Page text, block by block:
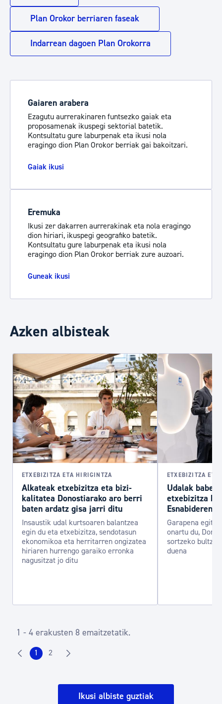
Plan Orokor berriaren faseak
Indarrean dagoen Plan Orokorra
Gaiaren arabera
Ezagutu aurrerakinaren funtsezko gaiak eta
proposamenak ikuspegi sektorial batetik.
Kontsultatu gure laburpenak eta ikusi nola
eragingo dion Plan Orokor berriak gai bakoitzari.
Gaiak ikusi
Eremuka
Ikusi zer dakarren aurrerakinak eta nola eragingo
dion hiriari, ikuspegi geografiko batetik.
Kontsultatu gure laburpenak eta ikusi nola
eragingo dion Plan Orokor berriak zure auzoari.
Guneak ikusi
Azken albisteak
ETXEBIZITZA ETA HIRIGINTZA
Alkateak etxebizitza eta bizi-
kalitatea Donostiarako aro berri
baten ardatz gisa jarri ditu
Insaustik udal kurtsoaren balantzea
egin du eta etxebizitza, sendotasun
ekonomikoa eta herritarren ongizatea
hiriaren hurrengo garaiko erronka
nagusitzat jo ditu
ETXEBIZITZA
Udalak
etxebizitza
Esnabideren
Garapena
onartu du,
sortzeko
duena
1 - 4 erakusten 8 emaitzetatik.
1 2
Ikusi albiste guztiak